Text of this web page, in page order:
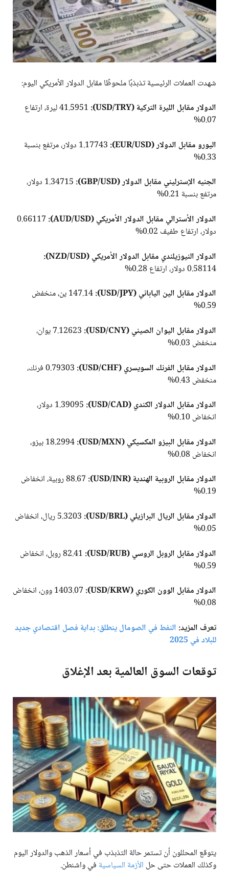
شهدت العملات الرئيسية تذبذبًا ملحوظًا مقابل الدولار الأمريكي اليوم:
الدولار مقابل الليرة التركية (USD/TRY):
41.5951 ليرة، ارتفاع
0.07%
اليورو مقابل الدولار (EUR/USD):
1.17743 دولار، مرتفع بنسبة
0.33%
الجنيه الإسترليني مقابل الدولار (GBP/USD):
1.34715 دولار،
مرتفع بنسبة 0.21%
الدولار الأسترالي مقابل الدولار الأمريكي (AUD/USD):
0.66117
دولار، ارتفاع طفيف 0.02%
الدولار النيوزيلندي مقابل الدولار الأمريكي (NZD/USD):
0.58114 دولار، ارتفاع 0.28%
الدولار مقابل الين الياباني (USD/JPY):
147.14 ين، منخفض
0.59%
الدولار مقابل اليوان الصيني (USD/CNY):
7.12623 يوان،
منخفض 0.03%
الدولار مقابل الفرنك السويسري (USD/CHF):
0.79303 فرنك،
منخفض 0.43%
الدولار مقابل الدولار الكندي (USD/CAD):
1.39095 دولار،
انخفاض 0.10%
الدولار مقابل البيزو المكسيكي (USD/MXN):
18.2994 بيزو،
انخفاض 0.08%
الدولار مقابل الروبية الهندية (USD/INR):
88.67 روبية، انخفاض
0.19%
الدولار مقابل الريال البرازيلي (USD/BRL):
5.3203 ريال، انخفاض
0.05%
الدولار مقابل الروبل الروسي (USD/RUB):
82.41 روبل، انخفاض
0.59%
الدولار مقابل الوون الكوري (USD/KRW):
1403.07 وون، انخفاض
0.08%
تعرف المزيد: النفط في الصومال ينطلق: بداية فصل اقتصادي جديد
للبلاد في 2025
توقعات السوق العالمية بعد الإغلاق
يتوقع المحللون أن تستمر حالة التذبذب في أسعار الذهب والدولار اليوم
وكذلك العملات حتى حل الأزمة السياسية في واشنطن.